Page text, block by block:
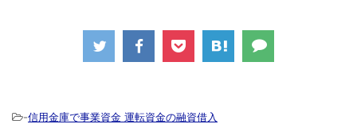
-信用金庫で事業資金 運転資金の融資借入